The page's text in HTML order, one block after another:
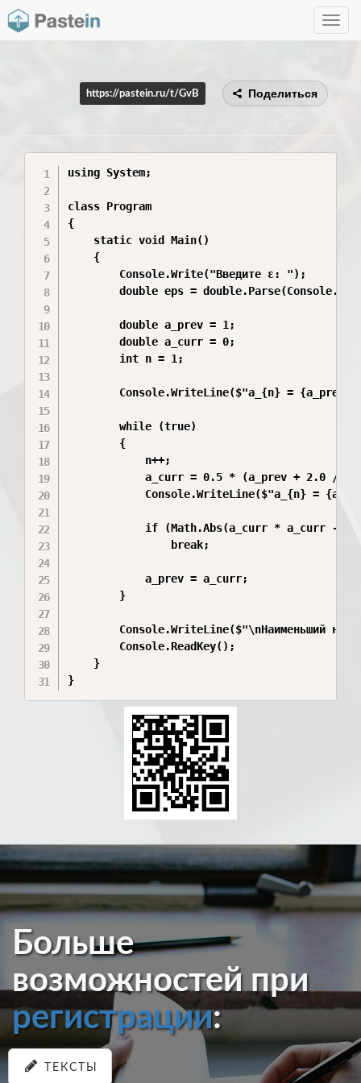
Toggle
https://pastein.ru/t/GvB Поделиться
using System;
class Program
{
    static void Main()
    {
        Console.Write("Введите ε: ");
double eps =
        double a_prev = 1;
        double a_curr = 0;
        int n = 1;
Console.WriteLine($"a_{n} =
        while (true)
        {
            n++;
a_curr = 0.5 * (a_prev + 2.0 /
Console.WriteLine($"a_{n} =
if (Math.Abs(a_curr * a_curr - 2)
                break;
            a_prev = a_curr;
        }
Console.WriteLine($"\nНаименьший
        Console.ReadKey();
    }
}
Больше
возможностей при
регистрации:
ТЕКСТЫ